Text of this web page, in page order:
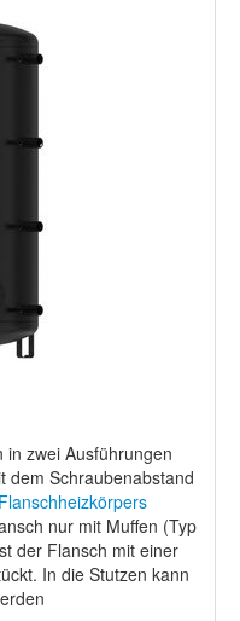
in zwei Ausführungen
dem Schraubenabstand
Flanschheizkörpers
nur mit Muffen (Typ
der Flansch mit einer
In die Stutzen kann